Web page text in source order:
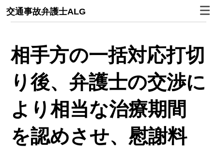
交通事故弁護士ALG
相手方の一括対応打切
り後、弁護士の交渉に
より相当な治療期間
を認めさせ、慰謝料